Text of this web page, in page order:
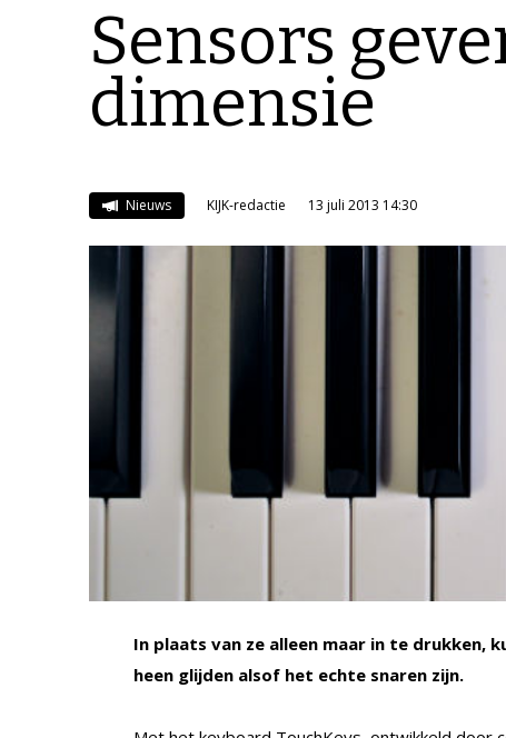
Sensors
dimensie
Nieuws KIJK-redactie 13 juli 2013 14:30
In plaats van ze alleen maar in te drukken,
heen glijden alsof het echte snaren zijn.